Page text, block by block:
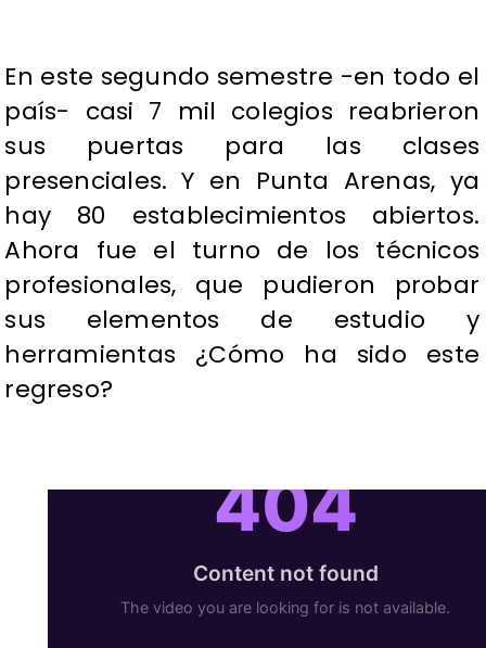
En este segundo semestre -en todo el
país- casi 7 mil colegios reabrieron
sus puertas para las clases
presenciales. Y en Punta Arenas, ya
hay 80 establecimientos abiertos.
Ahora fue el turno de los técnicos
profesionales, que pudieron probar
sus elementos de estudio y
herramientas ¿Cómo ha sido este
regreso?